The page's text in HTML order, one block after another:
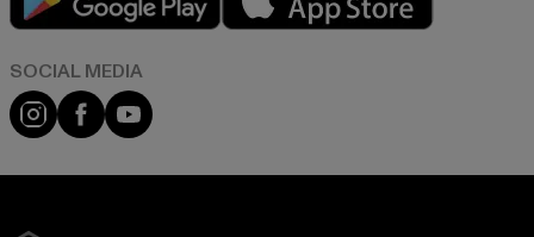
Instagram
FacebookYouTube